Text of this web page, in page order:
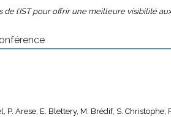
de l’IST pour offrir une meilleure visibilité
P. Arese, E. Blettery, M. Brédif, S.